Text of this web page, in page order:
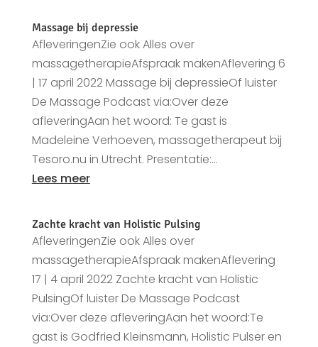
Massage bij depressie
AfleveringenZie ook Alles over
massagetherapieAfspraak makenAflevering 6
| 17 april 2022 Massage bij depressieOf luister
De Massage Podcast via:Over deze
afleveringAan het woord: Te gast is
Madeleine Verhoeven, massagetherapeut bij
Tesoro.nu in Utrecht. Presentatie:...
Lees meer
Zachte kracht van Holistic Pulsing
AfleveringenZie ook Alles over
massagetherapieAfspraak makenAflevering
17 | 4 april 2022 Zachte kracht van Holistic
PulsingOf luister De Massage Podcast
via:Over deze afleveringAan het woord:Te
gast is Godfried Kleinsmann, Holistic Pulser en